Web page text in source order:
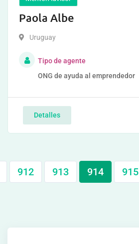
Paola Albe
Uruguay
Tipo de agente
ONG de ayuda al emprendedor
Detalles
912 913 914 915